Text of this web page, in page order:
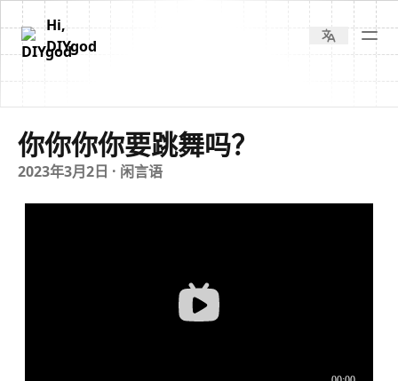
Hi,
DIYgod
你你你你要跳舞吗？
2023年3月2日 · 闲言语